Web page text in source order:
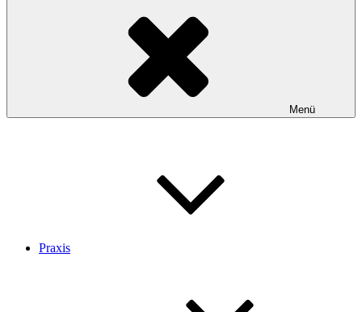
Menü
Praxis